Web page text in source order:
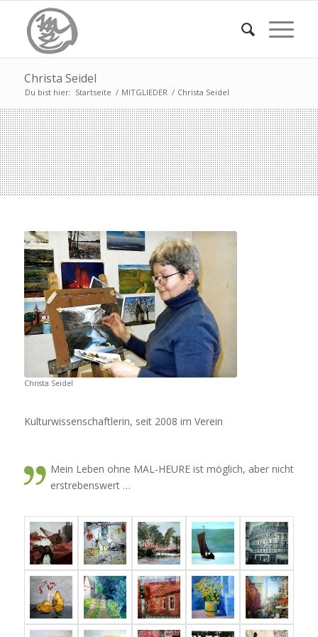
Christa Seidel
Du bist hier: Startseite / MITGLIEDER / Christa Seidel
Christa Seidel
Kulturwissenschaftlerin, seit 2008 im Verein
Mein Leben ohne MAL-HEURE ist möglich, aber nicht
erstrebenswert …